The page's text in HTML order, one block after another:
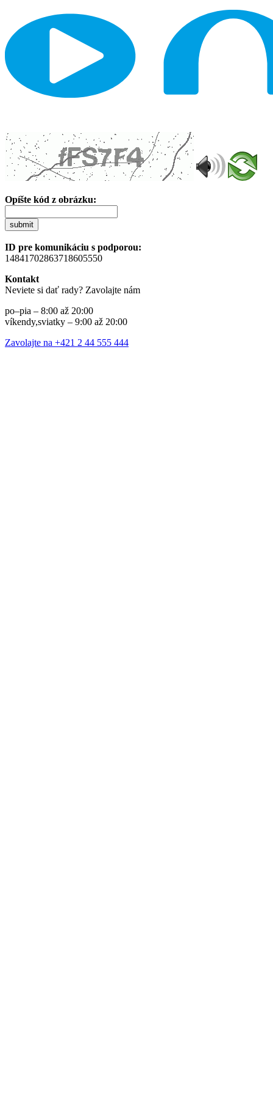
Opíšte kód z obrázku:
submit
ID pre komunikáciu s podporou:
14841702863718605550
Kontakt
Neviete si dať rady? Zavolajte nám
po–pia – 8:00 až 20:00
víkendy,sviatky – 9:00 až 20:00
Zavolajte na +421 2 44 555 444